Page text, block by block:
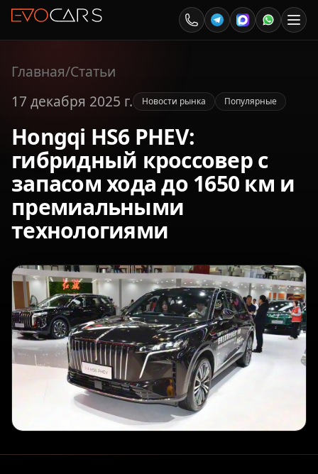
Главная/Статьи
17 декабря 2025 г.
Новости рынка Популярные
Hongqi HS6 PHEV:
гибридный кроссовер с
запасом хода до 1650 км и
премиальными
технологиями